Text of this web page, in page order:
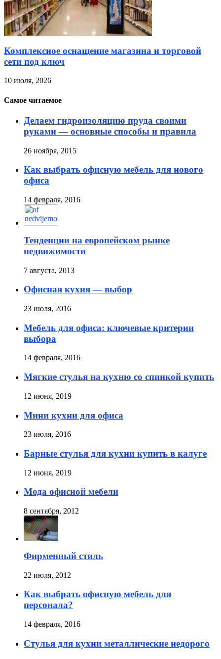
Комплексное оснащение магазина и торговой
сети под ключ
10 июля, 2026
Самое читаемое
Делаем гидроизоляцию пруда своими
руками — основные способы и правила
26 ноября, 2015
Как выбрать офисную мебель для нового
офиса
14 февраля, 2016
Тенденции на европейском рынке
недвижимости
7 августа, 2013
Офисная кухня — выбор
23 июля, 2016
Мебель для офиса: ключевые критерии
выбора
14 февраля, 2016
Мягкие стулья на кухню со спинкой купить
12 июня, 2019
Мини кухни для офиса
23 июля, 2016
Барные стулья для кухни купить в калуге
12 июня, 2019
Мода офисной мебели
8 сентября, 2012
Фирменный стиль
22 июля, 2012
Как выбрать офисную мебель для
персонала?
14 февраля, 2016
Стулья для кухни металлические недорого